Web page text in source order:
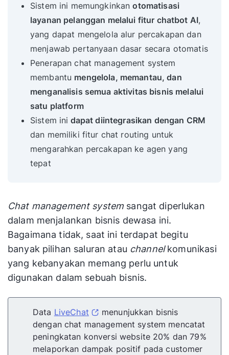
Sistem ini memungkinkanotomatisasi
layanan pelanggan melalui fitur chatbot AI,
yang dapat mengelola alur percakapan dan
menjawab pertanyaan dasar secara otomatis
Penerapan chat management system
membantu mengelola, memantau, dan
menganalisis semua aktivitas bisnis melalui
satu platform
Sistem ini dapat diintegrasikan dengan CRM
dan memiliki fitur chat routing untuk
mengarahkan percakapan ke agen yang
tepat
Chat management system sangat diperlukan
dalam menjalankan bisnis dewasa ini.
Bagaimana tidak, saat ini terdapat begitu
banyak pilihan saluran atau channelkomunikasi
yang kebanyakan memang perlu untuk
digunakan dalam sebuah bisnis.
Data LiveChat
menunjukkan bisnis
dengan chat management system mencatat
peningkatan konversi website 20% dan 79%
melaporkan dampak positif pada customer